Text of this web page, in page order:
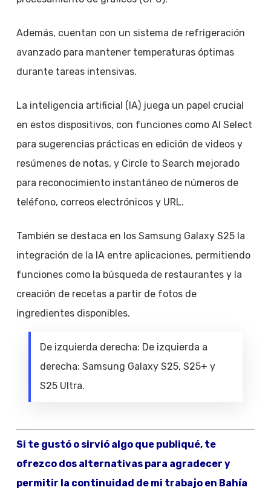
Además, cuentan con un sistema de refrigeración
avanzado para mantener temperaturas óptimas
durante tareas intensivas.
La inteligencia artificial (IA) juega un papel crucial
en estos dispositivos, con funciones como AI Select
para sugerencias prácticas en edición de videos y
resúmenes de notas, y Circle to Search mejorado
para reconocimiento instantáneo de números de
teléfono, correos electrónicos y URL.
También se destaca en los Samsung Galaxy S25 la
integración de la IA entre aplicaciones, permitiendo
funciones como la búsqueda de restaurantes y la
creación de recetas a partir de fotos de
ingredientes disponibles.
De izquierda derecha: De izquierda a
derecha: Samsung Galaxy S25, S25+ y
S25 Ultra.
Si te gustó o sirvió algo que publiqué, te
ofrezco dos alternativas para agradecer y
permitir la continuidad de mi trabajo en Bahía